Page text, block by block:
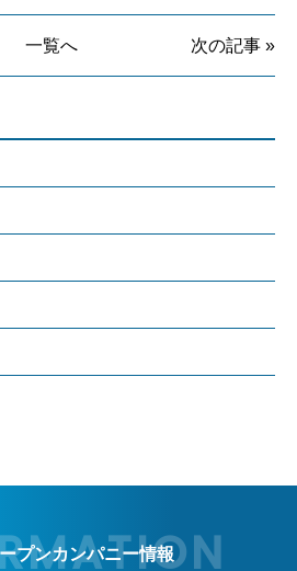
一覧へ 次の記事 »
プンカンパニー情報